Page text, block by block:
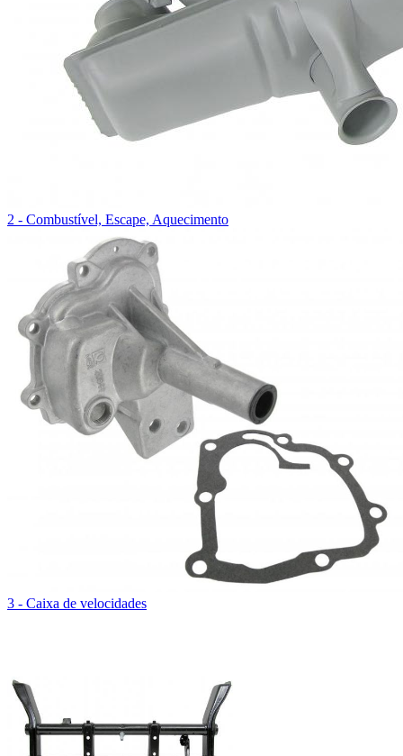
2 - Combustível, Escape, Aquecimento
3 - Caixa de velocidades